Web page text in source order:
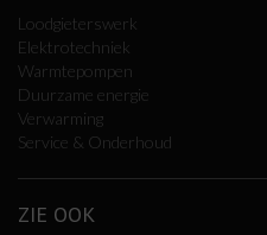
Loodgieterswerk
Elektrotechniek
Warmtepompen
Duurzame energie
Verwarming
Service & Onderhoud
ZIE OOK